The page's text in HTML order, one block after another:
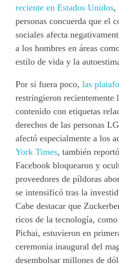
reciente en Estados Unidos,
personas concuerda que el
sociales afecta
a los hombres en áreas
estilo de vida y la
Por si fuera poco,las
restringieron
contenido con etiquetas
derechos de las personas
afectó especialmente a los
York Times, también
Facebook bloquearon y
proveedores de píldoras
se intensificó tras la
Cabe destacar que
ricos de la tecnología,
Pichai, estuvieron en
ceremonia inaugural del
desembolsar millones de